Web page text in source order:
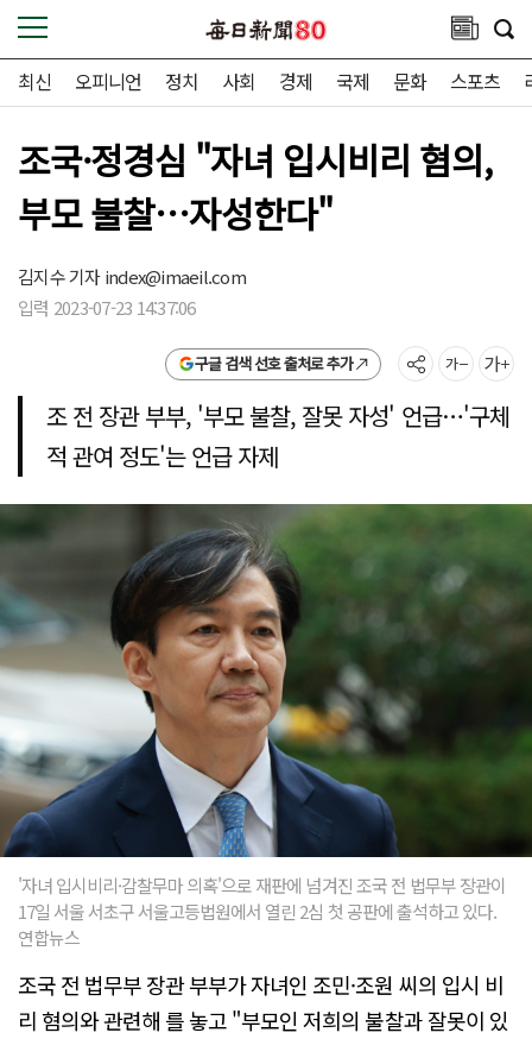
최신 오피니언 정치 사회 경제 국제 문화 스포츠
조국·정경심 "자녀 입시비리 혐의,
부모 불찰…자성한다"
김지수 기자index@imaeil.com
입력 2023-07-23 14:37:06
구글 검색 선호 출처로 추가
조 전 장관 부부, '부모 불찰, 잘못 자성' 언급…'구체
적 관여 정도'는 언급 자제
'자녀 입시비리·감찰무마 의혹'으로 재판에 넘겨진 조국 전 법무부 장관이
17일 서울 서초구 서울고등법원에서 열린 2심 첫 공판에 출석하고 있다.
연합뉴스
조국 전 법무부 장관 부부가 자녀인 조민·조원 씨의 입시 비
리 혐의와 관련해 를 놓고 "부모인 저희의 불찰과 잘못이 있